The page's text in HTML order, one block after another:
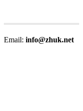
Email: info@zhuk.net